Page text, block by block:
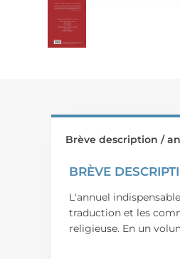
Brève description /
BRÈVE
L'annuel
traduction et les
religieuse. En un